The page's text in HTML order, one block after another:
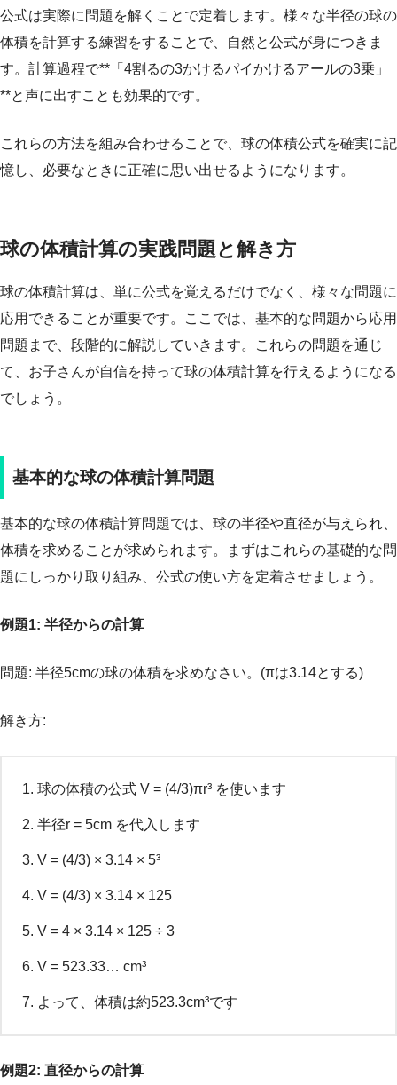
公式は実際に問題を解くことで定着します。様々な半径の球の
体積を計算する練習をすることで、自然と公式が身につきま
す。計算過程で**「4割るの3かけるパイかけるアールの3乗」
**と声に出すことも効果的です。
これらの方法を組み合わせることで、球の体積公式を確実に記
憶し、必要なときに正確に思い出せるようになります。
球の体積計算の実践問題と解き方
球の体積計算は、単に公式を覚えるだけでなく、様々な問題に
応用できることが重要です。ここでは、基本的な問題から応用
問題まで、段階的に解説していきます。これらの問題を通じ
て、お子さんが自信を持って球の体積計算を行えるようになる
でしょう。
基本的な球の体積計算問題
基本的な球の体積計算問題では、球の半径や直径が与えられ、
体積を求めることが求められます。まずはこれらの基礎的な問
題にしっかり取り組み、公式の使い方を定着させましょう。
例題1: 半径からの計算
問題: 半径5cmの球の体積を求めなさい。(πは3.14とする)
解き方:
球の体積の公式 V = (4/3)πr³ を使います
半径r = 5cm を代入します
V = (4/3) × 3.14 × 5³
V = (4/3) × 3.14 × 125
V = 4 × 3.14 × 125 ÷ 3
V = 523.33… cm³
よって、体積は約523.3cm³です
例題2: 直径からの計算